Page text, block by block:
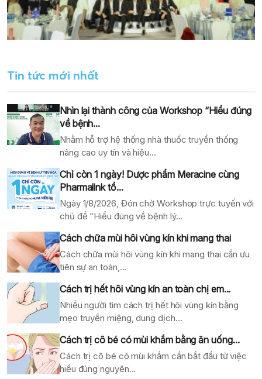
Tin tức mới nhất
Nhìn lại thành công của Workshop “Hiểu đúng
về bệnh...
Nhằm hỗ trợ hệ thống nhà thuốc truyền thống
nâng cao uy tín và hiệu...
Chỉ còn 1 ngày! Dược phẩm Meracine cùng
Pharmalink tổ...
Ngày 1/8/2026, Đón chờ Workshop trực tuyến với
chủ đề “Hiểu đúng về bệnh lý...
Cách chữa mùi hôi vùng kín khi mang thai
Cách chữa mùi hôi vùng kín khi mang thai cần ưu
tiên sự an toàn,...
Cách trị hết hôi vùng kín an toàn chị em...
Nhiều người tìm cách trị hết hôi vùng kín bằng
mẹo truyền miệng, dung dịch...
Cách trị cô bé có mùi khắm bằng ăn uống...
Cách trị cô bé có mùi khắm cần bắt đầu từ việc
hiểu đúng nguyên...